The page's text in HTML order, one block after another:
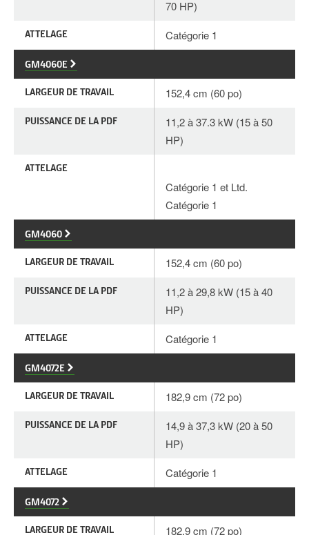
70 HP)
ATTELAGE Catégorie 1
GM4060E
LARGEUR DE TRAVAIL 152,4 cm (60 po)
PUISSANCE DE LA PDF
11,2 à 37.3 kW (15 à 50
HP)
ATTELAGE
Catégorie 1 et Ltd.
Catégorie 1
GM4060
LARGEUR DE TRAVAIL 152,4 cm (60 po)
PUISSANCE DE LA PDF
11,2 à 29,8 kW (15 à 40
HP)
ATTELAGE Catégorie 1
GM4072E
LARGEUR DE TRAVAIL 182,9 cm (72 po)
PUISSANCE DE LA PDF
14,9 à 37,3 kW (20 à 50
HP)
ATTELAGE Catégorie 1
GM4072
LARGEUR DE TRAVAIL 182,9 cm (72 po)